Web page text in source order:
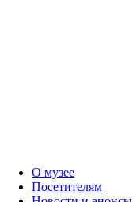
О музее
Посетителям